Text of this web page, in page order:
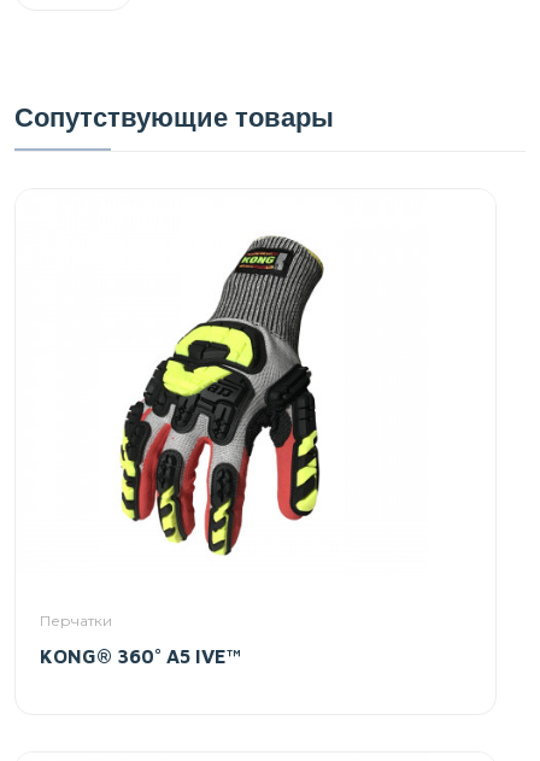
Сопутствующие товары
Перчатки
KONG® 360° A5 IVE™